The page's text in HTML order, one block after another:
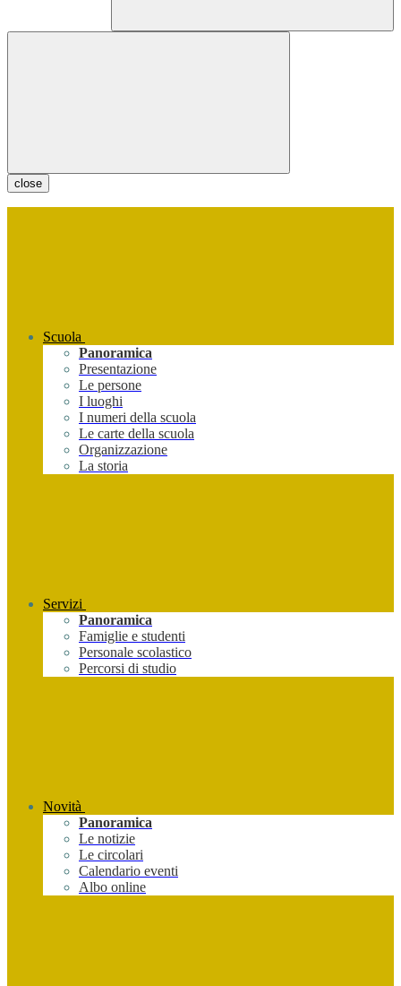
close
Scuola
Panoramica
Presentazione
Le persone
I luoghi
I numeri della scuola
Le carte della scuola
Organizzazione
La storia
Servizi
Panoramica
Famiglie e studenti
Personale scolastico
Percorsi di studio
Novità
Panoramica
Le notizie
Le circolari
Calendario eventi
Albo online